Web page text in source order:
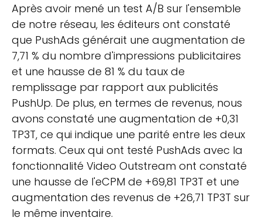
Après avoir mené un test A/B sur l'ensemble
de notre réseau, les éditeurs ont constaté
que PushAds générait une augmentation de
7,71 % du nombre d'impressions publicitaires
et une hausse de 81 % du taux de
remplissage par rapport aux publicités
PushUp. De plus, en termes de revenus, nous
avons constaté une augmentation de +0,31
TP3T, ce qui indique une parité entre les deux
formats. Ceux qui ont testé PushAds avec la
fonctionnalité Video Outstream ont constaté
une hausse de l'eCPM de +69,81 TP3T et une
augmentation des revenus de +26,71 TP3T sur
le même inventaire.